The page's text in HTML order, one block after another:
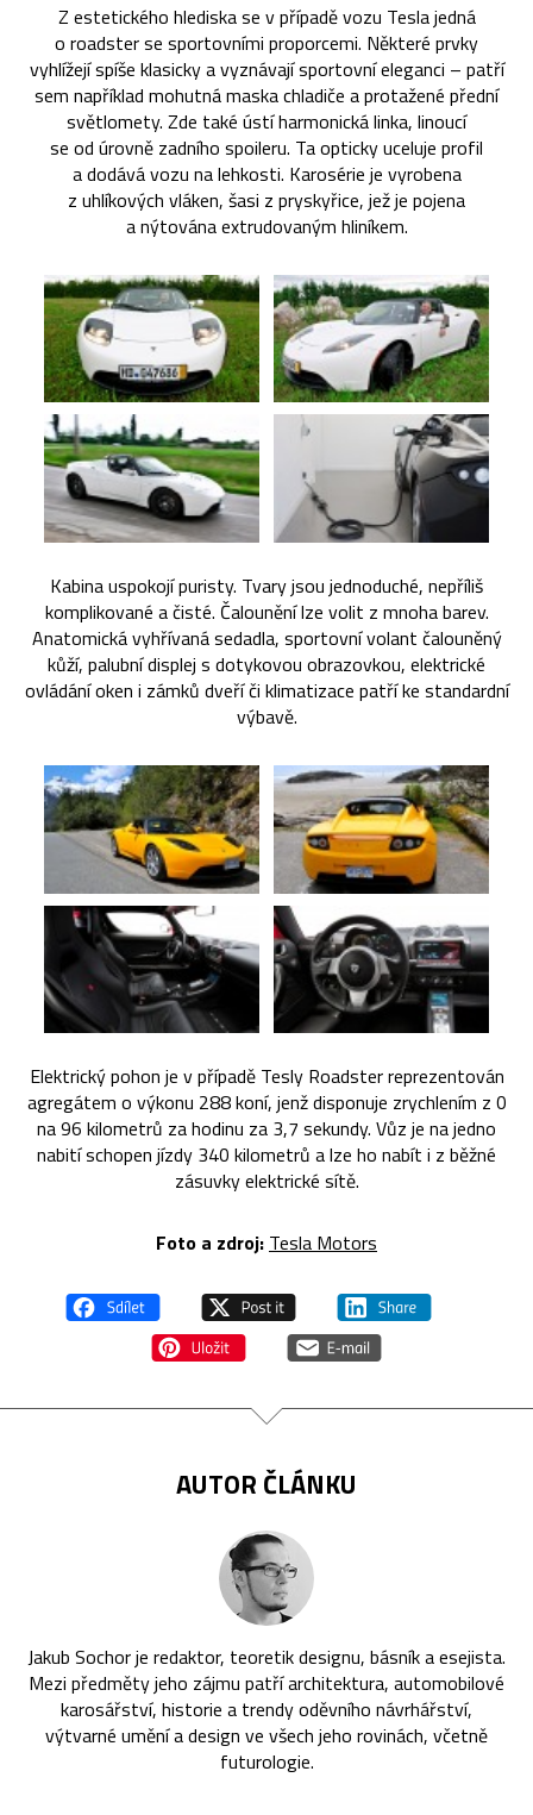
Z estetického hlediska se v případě vozu Tesla jedná
o roadster se sportovními proporcemi. Některé prvky
vyhlížejí spíše klasicky a vyznávají sportovní eleganci – patří
sem například mohutná maska chladiče a protažené přední
světlomety. Zde také ústí harmonická linka, linoucí
se od úrovně zadního spoileru. Ta opticky uceluje profil
a dodává vozu na lehkosti. Karosérie je vyrobena
z uhlíkových vláken, šasi z pryskyřice, jež je pojena
a nýtována extrudovaným hliníkem.
Kabina uspokojí puristy. Tvary jsou jednoduché, nepříliš
komplikované a čisté. Čalounění lze volit z mnoha barev.
Anatomická vyhřívaná sedadla, sportovní volant čalouněný
kůží, palubní displej s dotykovou obrazovkou, elektrické
ovládání oken i zámků dveří či klimatizace patří ke standardní
výbavě.
Elektrický pohon je v případě Tesly Roadster reprezentován
agregátem o výkonu 288 koní, jenž disponuje zrychlením z 0
na 96 kilometrů za hodinu za 3,7 sekundy. Vůz je na jedno
nabití schopen jízdy 340 kilometrů a lze ho nabít i z běžné
zásuvky elektrické sítě.
Foto a zdroj: Tesla Motors
AUTOR ČLÁNKU
Jakub Sochor je redaktor, teoretik designu, básník a esejista.
Mezi předměty jeho zájmu patří architektura, automobilové
karosářství, historie a trendy oděvního návrhářství,
výtvarné umění a design ve všech jeho rovinách, včetně
futurologie.